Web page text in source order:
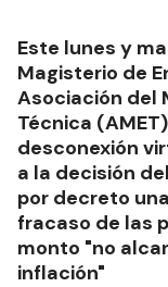
Este lunes y
Magisterio de
Asociación del
Técnica
desconexión
a la decisión
por decreto
fracaso de las
monto "no
inflación"